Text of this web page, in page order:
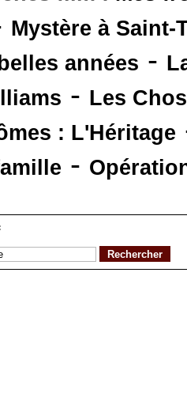
Mystère à Saint-
années -
- Les
: L'Héritage
-